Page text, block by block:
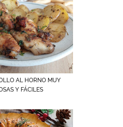
AL HORNO MUY
Y FÁCILES